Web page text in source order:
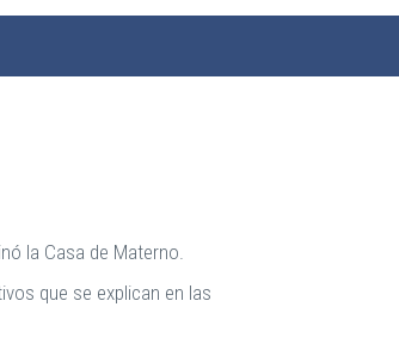
la Casa de Materno.
que se explican en las